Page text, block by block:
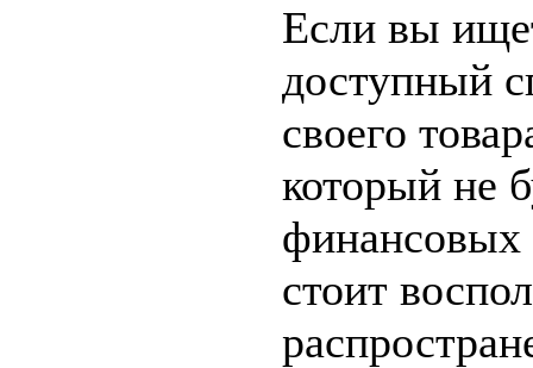
Если вы
доступный
своего
который не
финансовых
стоит